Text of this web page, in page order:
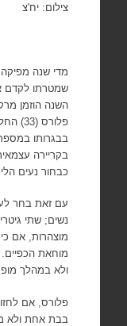
צילום: יח'צ
מדי שנה מפיקה
שמטרתו לקדם
השנה הוזמן
פלורס
בבגרותו
בקריירה
כבחור נעים
עם זאת בחר
נשים; שתי
מוצהרות, אם
מוחאת
ולא במהלך
פלורס, אם
בבת אחת ולא